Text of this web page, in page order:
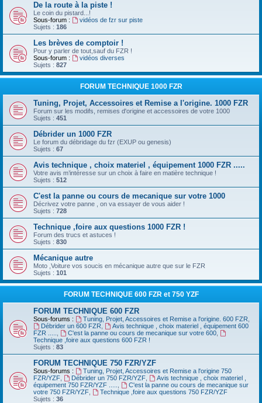
De la route à la piste !
Le coin du pistard...!
Sous-forum :
vidéos de fzr sur piste
Sujets : 186
Les brèves de comptoir !
Pour y parler de tout,sauf du FZR !
Sous-forum :
vidéos diverses
Sujets : 827
FORUM TECHNIQUE 1000 FZR
Tuning, Projet, Accessoires et Remise a l'origine. 1000 FZR
Forum sur les modifs, remises d'origine et accessoires de votre 1000
Sujets : 451
Débrider un 1000 FZR
Le forum du débridage du fzr (EXUP ou genesis)
Sujets : 67
Avis technique , choix materiel , équipement 1000 FZR .....
Votre avis m’intéresse sur un choix à faire en matière technique !
Sujets : 512
C'est la panne ou cours de mecanique sur votre 1000
Décrivez votre panne , on va essayer de vous aider !
Sujets : 728
Technique ,foire aux questions 1000 FZR !
Forum des trucs et astuces !
Sujets : 830
Mécanique autre
Moto ,Voiture vos soucis en mécanique autre que sur le FZR
Sujets : 101
FORUM TECHNIQUE 600 FZR et 750 YZF
FORUM TECHNIQUE 600 FZR
Sous-forums : Tuning, Projet, Accessoires et Remise a l'origine. 600 FZR
Débrider un 600 FZR
Avis technique , choix materiel , équipement 600
FZR .....
C'est la panne ou cours de mecanique sur votre 600,
Technique ,foire aux questions 600 FZR !
Sujets : 83
FORUM TECHNIQUE 750 FZR/YZF
Sous-forums :
Tuning, Projet, Accessoires et Remise a l'origine 750
FZR/YZF
Débrider un 750 FZR/YZF,
Avis technique , choix materiel ,
équipement 750 FZR/YZF .....
C'est la panne ou cours de mecanique sur
votre 750 FZR/YZF
Technique ,foire aux questions 750 FZR/YZF
Sujets : 36